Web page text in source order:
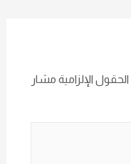
الحقول الإلزامية مشار